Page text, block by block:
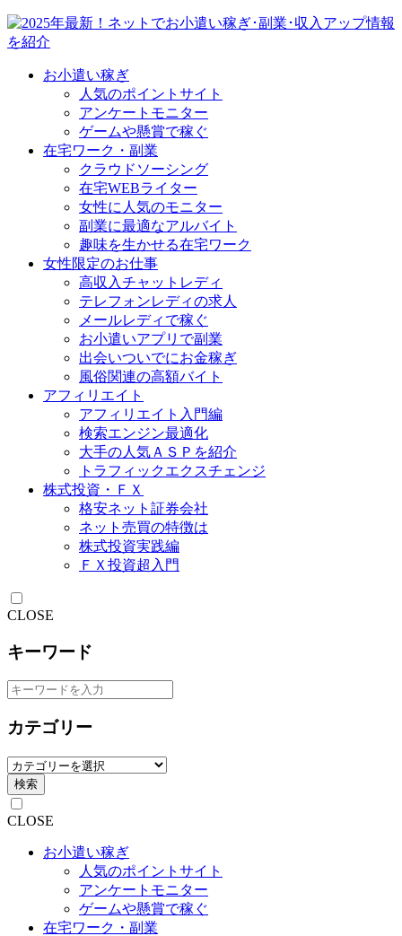
お小遣い稼ぎ
人気のポイントサイト
アンケートモニター
ゲームや懸賞で稼ぐ
在宅ワーク・副業
クラウドソーシング
在宅WEBライター
女性に人気のモニター
副業に最適なアルバイト
趣味を生かせる在宅ワーク
女性限定のお仕事
高収入チャットレディ
テレフォンレディの求人
メールレディで稼ぐ
お小遣いアプリで副業
出会いついでにお金稼ぎ
風俗関連の高額バイト
アフィリエイト
アフィリエイト入門編
検索エンジン最適化
大手の人気ＡＳＰを紹介
トラフィックエクスチェンジ
株式投資・ＦＸ
格安ネット証券会社
ネット売買の特徴は
株式投資実践編
ＦＸ投資超入門
CLOSE
キーワード
カテゴリー
検索
CLOSE
お小遣い稼ぎ
人気のポイントサイト
アンケートモニター
ゲームや懸賞で稼ぐ
在宅ワーク・副業